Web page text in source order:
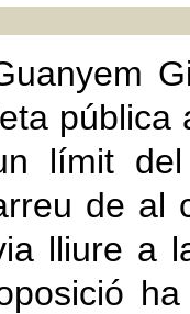
pública
límit del
de al
lliure a